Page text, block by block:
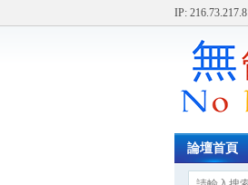
IP:
論壇首頁